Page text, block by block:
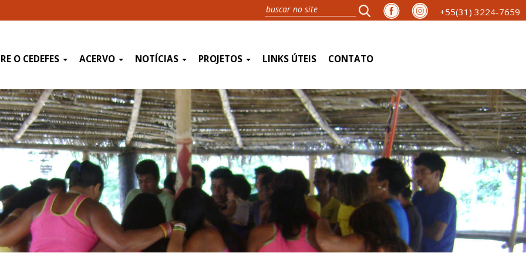
+55(31) 3224-7659
O CEDEFES ACERVO NOTÍCIAS PROJETOS LINKS ÚTEIS CONTATO